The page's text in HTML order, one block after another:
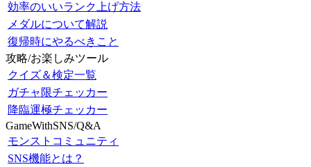
効率のいいランク上げ方法
メダルについて解説
復帰時にやるべきこと
攻略/お楽しみツール
クイズ＆検定一覧
ガチャ限チェッカー
降臨運極チェッカー
GameWithSNS/Q&A
モンストコミュニティ
SNS機能とは？